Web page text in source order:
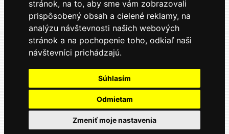
stránok, na to, aby sme vám zobrazovali
prispôsobený obsah a cielené reklamy, na
analýzu návštevnosti našich webových
stránok a na pochopenie toho, odkiaľ naši
návštevníci prichádzajú.
Súhlasím
Odmietam
Zmeniť moje nastavenia